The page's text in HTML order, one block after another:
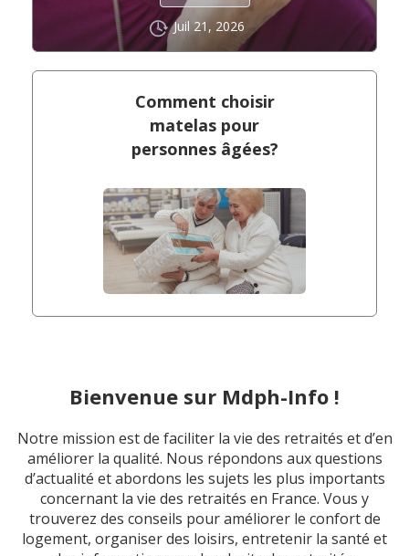
Juil 21, 2026
Comment choisir
matelas pour
personnes âgées?
Bienvenue sur Mdph-Info !
Notre mission est de faciliter la vie des retraités et d’en
améliorer la qualité. Nous répondons aux questions
d’actualité et abordons les sujets les plus importants
concernant la vie des retraités en France. Vous y
trouverez des conseils pour améliorer le confort de
logement, organiser des loisirs, entretenir la santé et